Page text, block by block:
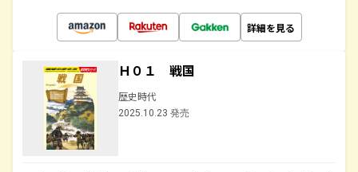
詳細を見る
Ｈ０１ 戦国
歴史時代
2025.10.23 発売